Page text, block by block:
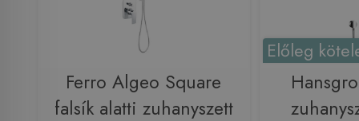
Ferro Algeo Square
falsík alatti zuhanyszett
Előleg